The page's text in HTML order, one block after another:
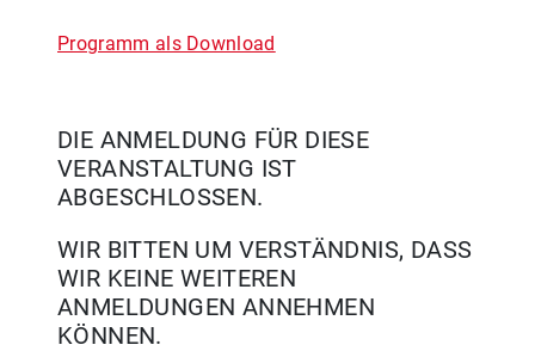
Programm als Download
DIE ANMELDUNG FÜR DIESE
VERANSTALTUNG IST
ABGESCHLOSSEN.
WIR BITTEN UM VERSTÄNDNIS, DASS
WIR KEINE WEITEREN
ANMELDUNGEN ANNEHMEN
KÖNNEN.